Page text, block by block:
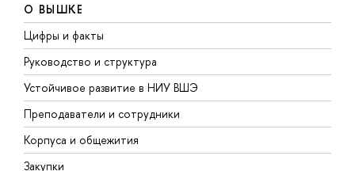
О ВЫШКЕ
Цифры и факты
Руководство и структура
Устойчивое развитие в НИУ ВШЭ
Преподаватели и сотрудники
Корпуса и общежития
Закупки